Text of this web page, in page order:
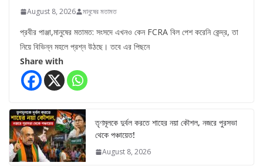
August 8, 2026 মানুষের মতামত
প্রবীর পাঞ্জা,মানুষের মতামত: সংসদে এখনও কেন FCRA বিল পেশ করেনি কেন্দ্র, তা
নিয়ে বিভিন্ন মহলে প্রশ্ন উঠছে। তবে এর পিছনে
Share with
তৃণমূলকে দুর্বল করতে শাহের নয়া কৌশল, নজরে পুরসভা
থেকে পঞ্চায়েত!
August 8, 2026